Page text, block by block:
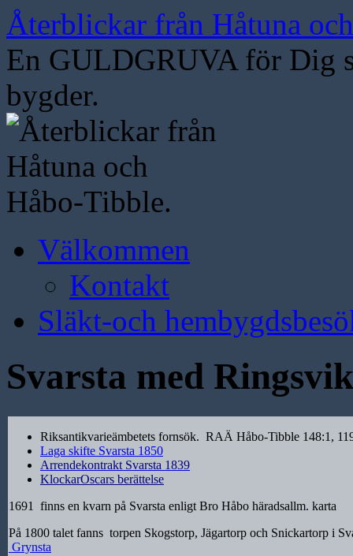
Hoppa
till
innehåll
Återblickar från Håtuna
En GULDGRUVA för Dig
bygder.
Välkommen
Kontakt
Släkt-och
Svarsta med
Riksantikvarieämbetets fornsök. RAÄ Håbo-Tibble 148:1,
Laga skifte Svarsta 1850
Arrendekontrakt Svarsta 1839
KlockarOscars berättelse
1691 finns en kvarn på Svarsta enligt Bro Håbo häradsallm. karta
På 1800 talet fanns torpen Skogstorp, Jägartorp och Snickartorp i
Grynsta